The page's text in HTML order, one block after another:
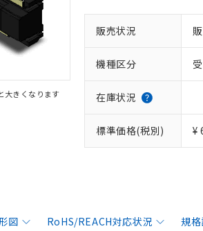
大きくなります
販売状況
機種区分
在庫状況
標準価格(税別) ¥
図 RoHS/REACH対応状況 規